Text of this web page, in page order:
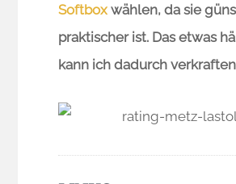
Softboxwählen, da sie
praktischer ist. Das etwas
kann ich dadurch